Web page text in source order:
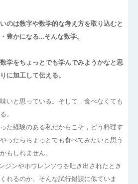
のは数字や数学的な考え方を取り込むと
豊かになる…そんな数学。
学をちょっとでも学んでみようかなと思
に加工して伝える。
いと思っている。そして，食べなくても
。
た経験のある私だからこそ，どう料理す
ったらちょっとでも食べてみたいと思う
もしれません。
ジンやホウレンソウを吐き出されたとき
れるのか。そんな試行錯誤に似ていま